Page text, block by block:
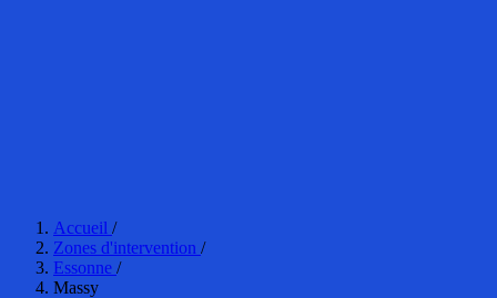
Accueil /
Zones d'intervention /
Essonne /
Massy